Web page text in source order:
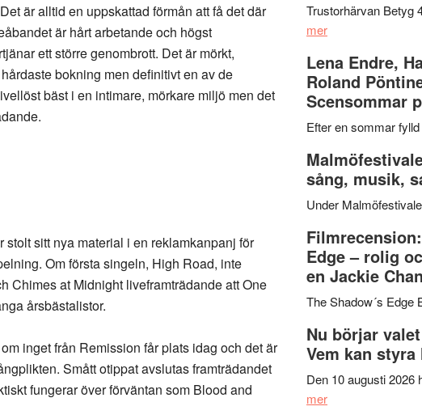
är alltid en uppskattad förmån att få det där
är hårt arbetande och högst
ett större genombrott. Det är mörkt,
bokning men definitivt en av de
bäst i en intimare, mörkare miljö men det
sitt nya material i en reklamkanpanj för
Om första singeln, High Road, inte
Chimes at Midnight liveframträdande att One
årsbästalistor.
inget från Remission får plats idag och det är
Smått otippat avslutas framträdandet
fungerar över förväntan som Blood and
Trustorhärvan Betyg
merom
Trustorhärvan
–
fascinerande,
spännande
ger
mycket
att
på
Lena Endre,
Roland
Scensommar
Efter en sommar
sång, musik,
Under
Edge – rolig
en Jackie
The Shadow´s
Nu börjar
Vem kan styra
Den 10 augusti
merom